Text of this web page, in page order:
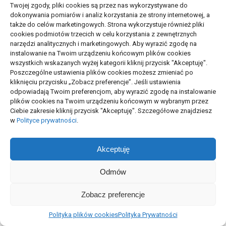
Twojej zgody, pliki cookies są przez nas wykorzystywane do
dokonywania pomiarów i analiz korzystania ze strony internetowej, a
także do celów marketingowych. Strona wykorzystuje również pliki
cookies podmiotów trzecich w celu korzystania z zewnętrznych
narzędzi analitycznych i marketingowych. Aby wyrazić zgodę na
instalowanie na Twoim urządzeniu końcowym plików cookies
wszystkich wskazanych wyżej kategorii kliknij przycisk "Akceptuję".
Poszczególne ustawienia plików cookies możesz zmieniać po
kliknięciu przycisku „Zobacz preferencje”. Jeśli ustawienia
odpowiadają Twoim preferencjom, aby wyrazić zgodę na instalowanie
plików cookies na Twoim urządzeniu końcowym w wybranym przez
Ciebie zakresie kliknij przycisk "Akceptuję". Szczegółowe znajdziesz
w Polityce prywatności.
Akceptuję
Odmów
Zobacz preferencje
Polityka plików cookiesPolityka Prywatności
NOWOŚCI
Kod blokady a wymiana baterii lub
05/08/2026
06/07/2026